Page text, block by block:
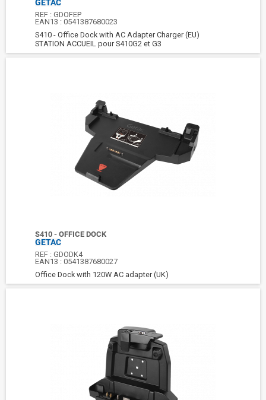
GETAC
REF :GDOFEP
EAN13 :0541387680023
S410 - Office Dock with AC Adapter Charger (EU)
STATION ACCUEIL pour S410G2 et G3
S410 - OFFICE DOCK
GETAC
REF :GDODK4
EAN13 :0541387680027
Office Dock with 120W AC adapter (UK)